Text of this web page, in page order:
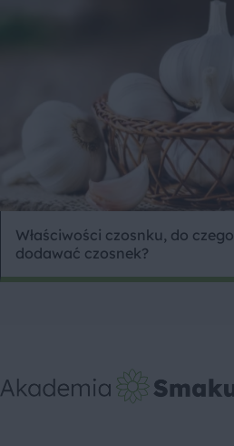
Właściwości czosnku, do czego
dodawać czosnek?